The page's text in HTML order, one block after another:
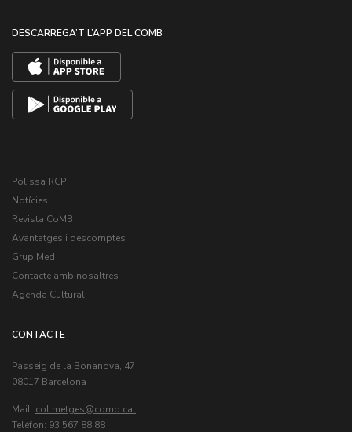
DESCARREGA’T L’APP DEL COMB
Pòlissa RCP
Notícies
Revista CoMB
Avantatges i descomptes
Grup Med
Contacte amb nosaltres
Agenda Cultural
CONTACTE
Passeig de la Bonanova, 47
08017 Barcelona
Mail: col.metges
Teléfon: 93 567 88 88